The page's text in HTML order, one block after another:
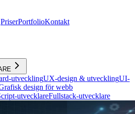
PriserPortfolioKontakt
utvecklingUX-design & utvecklingUI-
design för webb
utvecklareFullstack-utvecklare